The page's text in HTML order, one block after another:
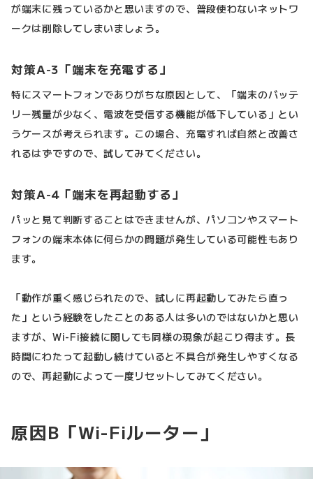
が端末に残っているかと思いますので、普段使わないネットワ
ークは削除してしまいましょう。
対策A-3「端末を充電する」
特にスマートフォンでありがちな原因として、「端末のバッテ
リー残量が少なく、電波を受信する機能が低下している」とい
うケースが考えられます。この場合、充電すれば自然と改善さ
れるはずですので、試してみてください。
対策A-4「端末を再起動する」
パッと見て判断することはできませんが、パソコンやスマート
フォンの端末本体に何らかの問題が発生している可能性もあり
ます。
「動作が重く感じられたので、試しに再起動してみたら直っ
た」という経験をしたことのある人は多いのではないかと思い
ますが、Wi-Fi接続に関しても同様の現象が起こり得ます。長
時間にわたって起動し続けていると不具合が発生しやすくなる
ので、再起動によって一度リセットしてみてください。
原因B「Wi-Fiルーター」